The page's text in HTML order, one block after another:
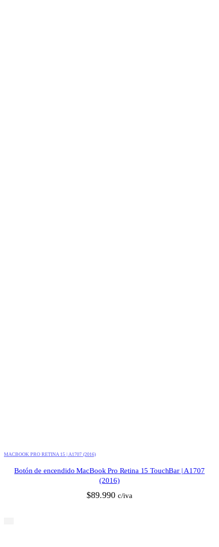
MACBOOK PRO RETINA 15 | A1707 (2016)
Botón de encendido MacBook Pro Retina 15 TouchBar | A1707
(2016)
$89.990 c/iva